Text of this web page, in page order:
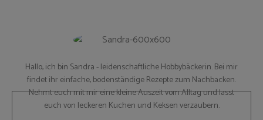
Hallo, ich bin Sandra - leidenschaftliche Hobbybäckerin. Bei mir
findet ihr einfache, bodenständige Rezepte zum Nachbacken.
Nehmt euch mit mir eine kleine Auszeit vom Alltag und lasst
euch von leckeren Kuchen und Keksen verzaubern.